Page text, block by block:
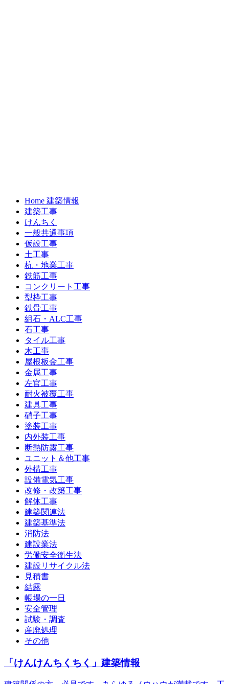
Home 建築情報
建築工事
けんちく
一般共通事項
仮設工事
土工事
杭・地業工事
鉄筋工事
コンクリート工事
型枠工事
鉄骨工事
組石・ALC工事
石工事
タイル工事
木工事
屋根板金工事
金属工事
左官工事
耐火被覆工事
建具工事
硝子工事
塗装工事
内外装工事
断熱防露工事
ユニット＆他工事
外構工事
設備電気工事
改修・改築工事
解体工事
建築関連法
建築基準法
消防法
建設業法
労働安全衛生法
建設リサイクル法
見積書
結露
帳場の一日
安全管理
試験・調査
産廃処理
その他
「けんけんちくちく」建築情報